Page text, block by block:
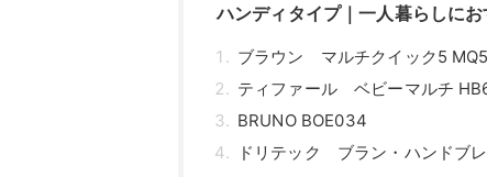
ハンディタイプ｜一人暮らしに
ブラウン マルチクイック5
ティファール ベビーマルチ
BRUNO BOE034
ドリテック ブラン・ハンドブ